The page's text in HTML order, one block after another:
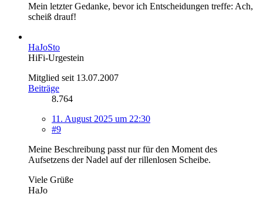
Mein letzter Gedanke, bevor ich Entscheidungen treffe: Ach,
scheiß drauf!
HaJoSto
HiFi-Urgestein
Mitglied seit 13.07.2007
Beiträge
8.764
11. August 2025 um 22:30
#9
Meine Beschreibung passt nur für den Moment des
Aufsetzens der Nadel auf der rillenlosen Scheibe.
Viele Grüße
HaJo